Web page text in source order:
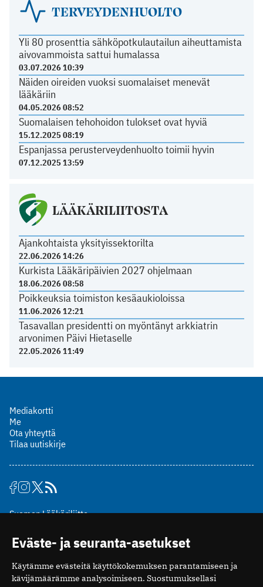
TERVEYDENHUOLTO
Yli 80 prosenttia sähköpotkulautailun aiheuttamista
aivovammoista sattui humalassa
03.07.2026 10:39
Näiden oireiden vuoksi suomalaiset menevät
lääkäriin
04.05.2026 08:52
Suomalaisen tehohoidon tulokset ovat hyviä
15.12.2025 08:19
Espanjassa perusterveydenhuolto toimii hyvin
07.12.2025 13:59
LÄÄKÄRILIITOSTA
Ajankohtaista yksityissektorilta
22.06.2026 14:26
Kurkista Lääkäripäivien 2027 ohjelmaan
18.06.2026 08:58
Poikkeuksia toimiston kesäaukioloissa
11.06.2026 12:21
Tasavallan presidentti on myöntänyt arkkiatrin
arvonimen Päivi Hietaselle
22.05.2026 11:49
Mediakortti
Me
Ota yhteyttä
Tilaa uutiskirje
Suomen Lääkäriliitto
00510 Helsinki
puh. (09) 393 091
toimitus@potilaanlaakarilehti.fi
Eväste- ja seuranta-asetukset
Käytämme evästeitä käyttökokemuksen parantamiseen ja
kävijämäärämme analysoimiseen. Suostumuksellasi